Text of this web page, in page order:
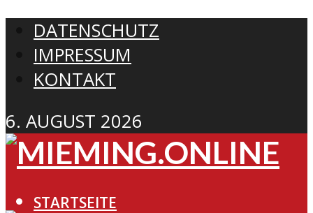
DATENSCHUTZ
IMPRESSUM
KONTAKT
6. AUGUST 2026
STARTSEITE